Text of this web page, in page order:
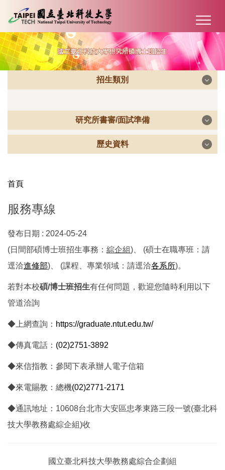
到
主
要
內
容
招生類別
招生類別
碩士班一般招生
產碩專班招生
研究所書審/面試準備
研究所書審/面試準備
博士班書審/面試準備
歷史資料
招生簡章及統計資料
歷屆試題
首頁
服務專線
發布日期 : 2024-05-24
(日間部碩博士班招生事務： 綜企組)、 (碩士在職專班：請
逕洽進修部)、 (課程、專業領域：請逕洽各系所)。
若對本校碩/博士班招生有任何問題，歡迎您隨時利用以下
管道洽詢
◆上網查詢： https://graduate.ntut.edu.tw/
◆傳真電話： (02)2751-3892
◆來信指教：參閱下表承辦人電子信箱
◆來電賜教：總機(02)2771-2171
◆通訊地址：10608台北市大安區忠孝東路三段一號(臺北科
技大學教務處綜企組)收
國立臺北科技大學教務處綜合企劃組